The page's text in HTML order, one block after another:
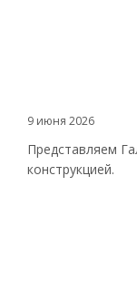
9 июня 2026
Представляем
конструкцией.